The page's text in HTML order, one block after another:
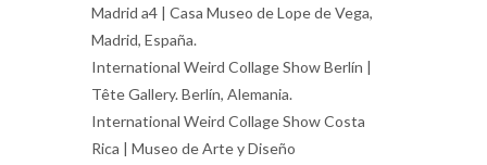
Madrid a4 | Casa Museo de Lope de Vega,
Madrid, España.
International Weird Collage Show Berlín |
Tête Gallery. Berlín, Alemania.
International Weird Collage Show Costa
Rica | Museo de Arte y Diseño